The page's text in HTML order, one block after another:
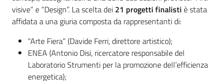
visive” e “Design”. La scelta dei 21 progetti finalisti è stata
affidata a una giuria composta da rappresentanti di:
“Arte Fiera” (Davide Ferri, direttore artistico);
ENEA (Antonio Disi, ricercatore responsabile del
Laboratorio Strumenti per la promozione dell’efficienza
energetica);